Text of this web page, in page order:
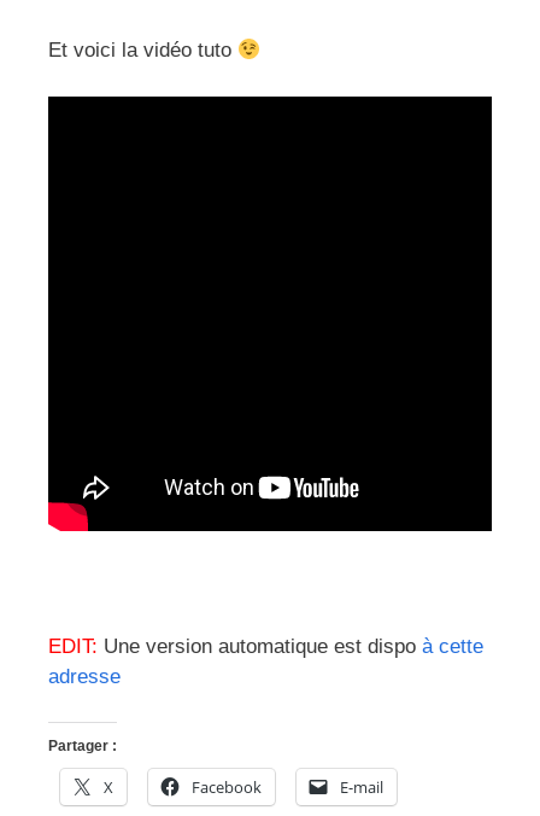
Et voici la vidéo tuto
EDIT: Une version automatique est dispo à cette
adresse
Partager :
X Facebook E-mail